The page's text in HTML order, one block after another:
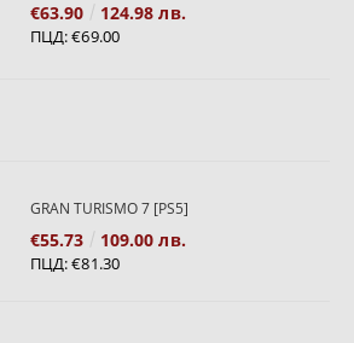
€63.90 124.98 лв.
ПЦД:€69.00
GRAN TURISMO 7 [PS5]
€55.73 109.00 лв.
ПЦД:€81.30